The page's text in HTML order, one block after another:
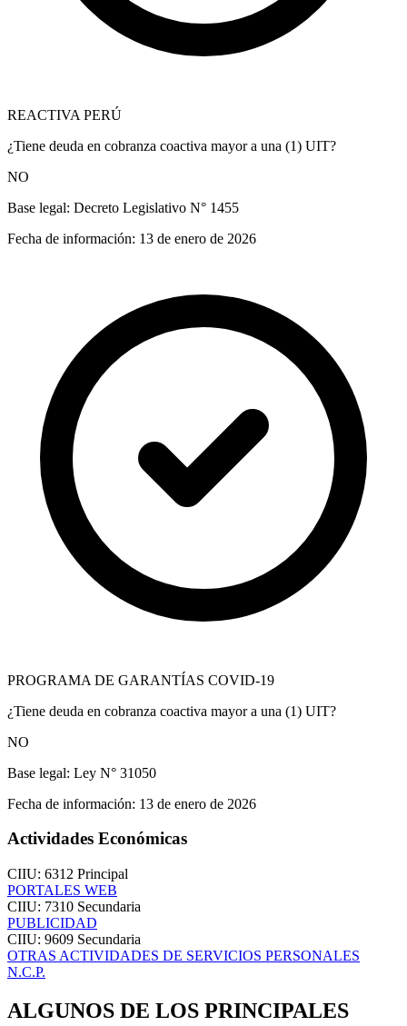
REACTIVA PERÚ
¿Tiene deuda en cobranza coactiva mayor a una (1) UIT?
NO
Base legal: Decreto Legislativo N° 1455
Fecha de información: 13 de enero de 2026
PROGRAMA DE GARANTÍAS COVID-19
¿Tiene deuda en cobranza coactiva mayor a una (1) UIT?
NO
Base legal: Ley N° 31050
Fecha de información: 13 de enero de 2026
Actividades Económicas
CIIU: 6312 Principal
PORTALES WEB
CIIU: 7310 Secundaria
PUBLICIDAD
CIIU: 9609 Secundaria
OTRAS ACTIVIDADES DE SERVICIOS PERSONALES
N.C.P.
ALGUNOS DE LOS PRINCIPALES